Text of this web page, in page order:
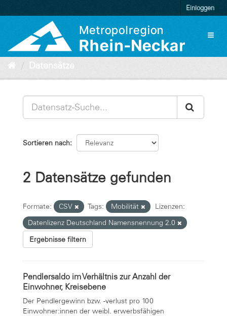
zum
Einloggen
Datensätze
Sortieren nach
2 Datensätze gefunden
Formate: CSV Tags: Mobilität
Lizenzen:
Datenlizenz Deutschland Namensnennung 2.0
Ergebnisse filtern
Pendlersaldo im Verhältnis zur Anzahl der
Einwohner, Kreisebene
Der Pendlergewinn bzw. -verlust pro 100
Einwohner:innen der weibl. erwerbsfähigen